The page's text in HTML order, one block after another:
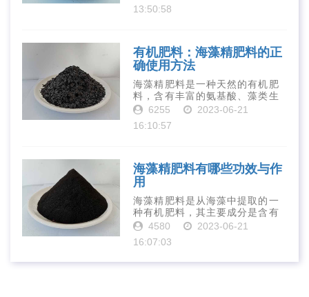
中，壳寡糖也有许多作用，特别
是作为一种新型的有机肥料，壳
13:50:58
有机肥料：海藻精肥料的正
确使用方法
海藻精肥料是一种天然的有机肥
料，含有丰富的氨基酸、藻类生
长素、维生素、微量元素、蛋白
质等营养物质，可以提高土壤肥
力、促进植物生长、增强植物抗
6255
2023-06-21
16:10:57
海藻精肥料有哪些功效与作
用
海藻精肥料是从海藻中提取的一
种有机肥料，其主要成分是含有
丰富的微量元素、植物生长素、
植物激素等植物营养物质。它具
有增强作物生长、促进植物根系
发达、提高作物产量等多种作用
4580
2023-06-21
16:07:03